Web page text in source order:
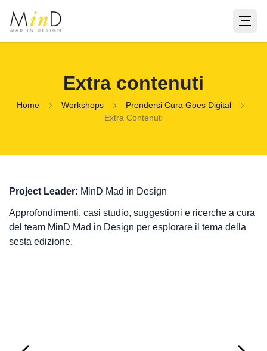
Extra contenuti
Home Workshops
Prendersi Cura Goes Digital
Extra Contenuti
Project Leader: MinD Mad in Design
Approfondimenti, casi studio, suggestioni e ricerche a cura
del team MinD Mad in Design per esplorare il tema della
sesta edizione.